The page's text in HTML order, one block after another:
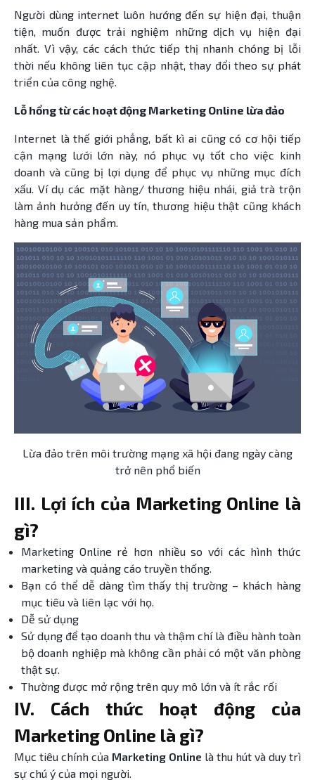
Người dùng internet luôn hướng đến sự hiện đại, thuận
tiện, muốn được trải nghiệm những dịch vụ hiện đại
nhất. Vì vậy, các cách thức tiếp thị nhanh chóng bị lỗi
thời nếu không liên tục cập nhật, thay đổi theo sự phát
triển của công nghệ.
Lỗ hổng từ các hoạt động Marketing Online lừa đảo
Internet là thế giới phẳng, bất kì ai cũng có cơ hội tiếp
cận mạng lưới lớn này, nó phục vụ tốt cho việc kinh
doanh và cũng bị lợi dụng để phục vụ những mục đích
xấu. Ví dụ các mặt hàng/ thương hiệu nhái, giả trà trộn
làm ảnh hưởng đến uy tín, thương hiệu thật cũng khách
hàng mua sản phẩm.
Lừa đảo trên môi trường mạng xã hội đang ngày càng
trở nên phổ biến
III. Lợi ích của Marketing Online là
gì?
Marketing Online rẻ hơn nhiều so với các hình thức
marketing và quảng cáo truyền thống.
Bạn có thể dễ dàng tìm thấy thị trường – khách hàng
mục tiêu và liên lạc với họ.
Dễ sử dụng
Sử dụng để tạo doanh thu và thậm chí là điều hành toàn
bộ doanh nghiệp mà không cần phải có một văn phòng
thật sự.
Thường được mở rộng trên quy mô lớn và ít rắc rối
IV. Cách thức hoạt động của
Marketing Online là gì?
Mục tiêu chính của Marketing Online là thu hút và duy trì
sự chú ý của mọi người.